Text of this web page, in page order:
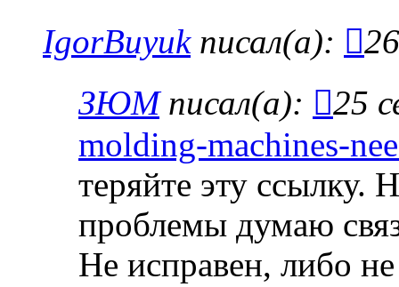
IgorBuyukписал(а):
ЗЮМписал(а):
25
molding-machines-
теряйте эту ссылку.
проблемы думаю
Не исправен, либо